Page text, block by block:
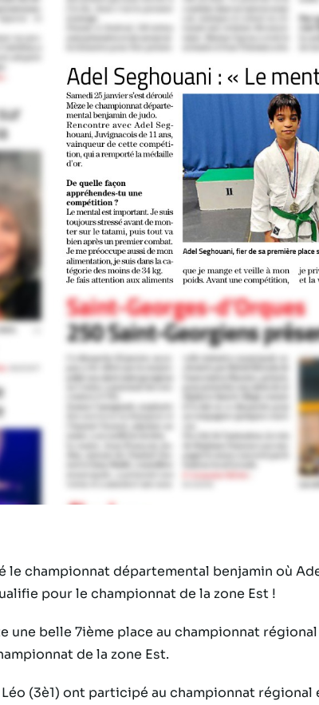
le championnat départemental benjamin où
pour le championnat de la zone Est !
une belle 7ième place au championnat
de la zone Est.
(3è1) ont participé au championnat